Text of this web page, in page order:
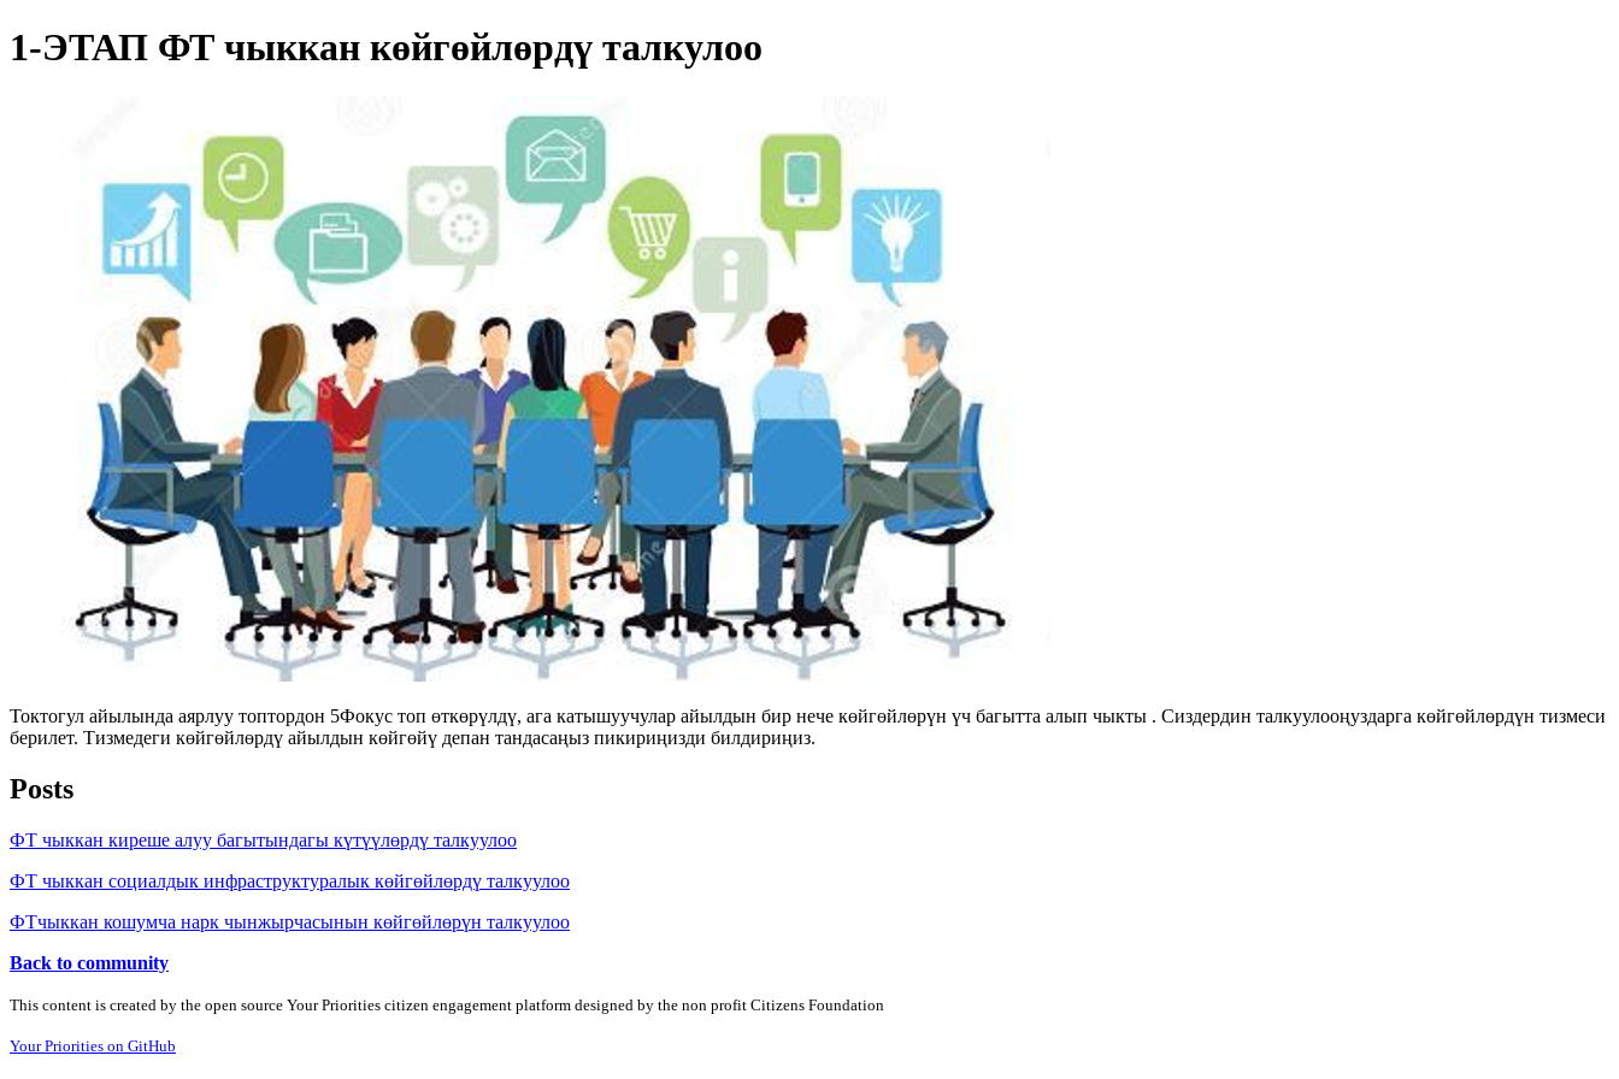
1-ЭТАП ФТ чыккан көйгөйлөрдү талкулоо
Токтогул айылында аярлуу топтордон 5Фокус топ өткөрүлдү, ага катышуучулар айылдын бир нече көйгөйлөрүн үч багытта алып чыкты . Сиздердин талкуулооңуздарга көйгөйлөрдүн тизмеси
берилет. Тизмедеги көйгөйлөрдү айылдын көйгөйү депан тандасаңыз пикириңизди билдириңиз.
Posts
ФТ чыккан киреше алуу багытындагы күтүүлөрдү талкуулоо
ФТ чыккан социалдык инфраструктуралык көйгөйлөрдү талкуулоо
ФТчыккан кошумча нарк чынжырчасынын көйгөйлөрүн талкуулоо
Back to community
This content is created by the open source Your Priorities citizen engagement platform designed by the non profit Citizens Foundation
Your Priorities on GitHub